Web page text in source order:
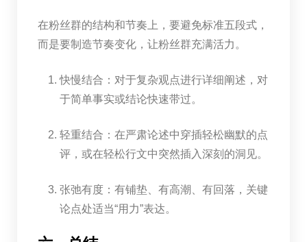
在粉丝群的结构和节奏上，要避免标准五段式，
而是要制造节奏变化，让粉丝群充满活力。
快慢结合：对于复杂观点进行详细阐述，对
于简单事实或结论快速带过。
轻重结合：在严肃论述中穿插轻松幽默的点
评，或在轻松行文中突然插入深刻的洞见。
张弛有度：有铺垫、有高潮、有回落，关键
论点处适当“用力”表达。